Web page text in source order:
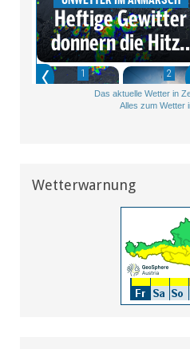
Das aktuelle Wetter in
Alles zum Wetter
Wetterwarnung